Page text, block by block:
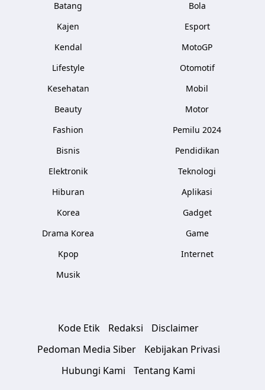
Batang
Kajen
Kendal
Lifestyle
Kesehatan
Beauty
Fashion
Bisnis
Elektronik
Hiburan
Korea
Drama Korea
Kpop
Musik
Bola
Esport
MotoGP
Otomotif
Mobil
Motor
Pemilu 2024
Pendidikan
Teknologi
Aplikasi
Gadget
Game
Internet
Kode Etik Redaksi
Disclaimer
Pedoman Media Siber
Kebijakan Privasi
Hubungi Kami
Tentang Kami